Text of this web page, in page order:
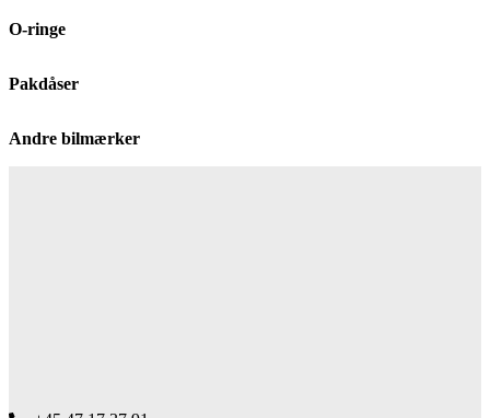
O-ringe
Pakdåser
Andre bilmærker